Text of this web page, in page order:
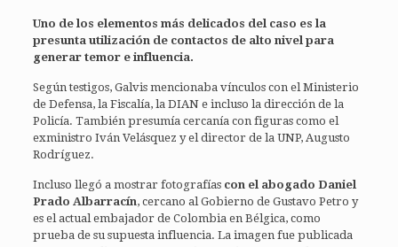
Uno de los elementos más delicados del caso es la
presunta utilización de contactos de alto nivel para
generar temor e influencia.
Según testigos, Galvis mencionaba vínculos con el Ministerio
de Defensa, la Fiscalía, la DIAN e incluso la dirección de la
Policía. También presumía cercanía con figuras como el
exministro Iván Velásquez y el director de la UNP, Augusto
Rodríguez.
Incluso llegó a mostrar fotografías con el abogado Daniel
Prado Albarracín, cercano al Gobierno de Gustavo Petro y
es el actual embajador de Colombia en Bélgica, como
prueba de su supuesta influencia. La imagen fue publicada